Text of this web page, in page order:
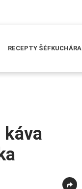
RECEPTY ŠÉFKUCHÁRA